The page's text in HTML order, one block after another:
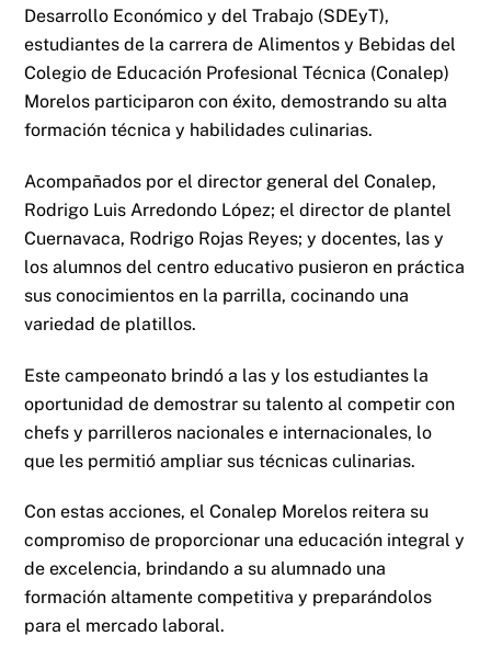
Desarrollo Económico y del Trabajo (SDEyT),
estudiantes de la carrera de Alimentos y Bebidas del
Colegio de Educación Profesional Técnica (Conalep)
Morelos participaron con éxito, demostrando su alta
formación técnica y habilidades culinarias.
Acompañados por el director general del Conalep,
Rodrigo Luis Arredondo López; el director de plantel
Cuernavaca, Rodrigo Rojas Reyes; y docentes, las y
los alumnos del centro educativo pusieron en práctica
sus conocimientos en la parrilla, cocinando una
variedad de platillos.
Este campeonato brindó a las y los estudiantes la
oportunidad de demostrar su talento al competir con
chefs y parrilleros nacionales e internacionales, lo
que les permitió ampliar sus técnicas culinarias.
Con estas acciones, el Conalep Morelos reitera su
compromiso de proporcionar una educación integral y
de excelencia, brindando a su alumnado una
formación altamente competitiva y preparándolos
para el mercado laboral.